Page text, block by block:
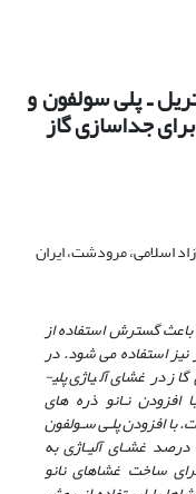
ـ پلی سولفون و
جداسازی گاز
اسلامی، مرودشت، ایران
گسترش استفاده از
استفاده می­ شود. در
ایـن پـژوهش، بهبود ویژگی­ های جداسازی گاز در غشای آلیاژی پلی­
افزودن نـانو ذره­ های
با افزودن پلـی­ سـولفون
درصد غشـای آلیـاژی به
ساخت غشاهای نانو